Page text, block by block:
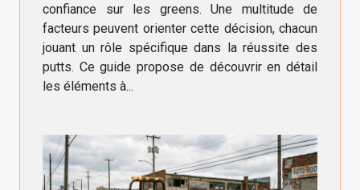
confiance sur les greens. Une multitude de
facteurs peuvent orienter cette décision, chacun
jouant un rôle spécifique dans la réussite des
putts. Ce guide propose de découvrir en détail
les éléments à...